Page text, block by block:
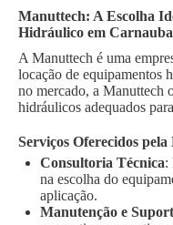
Manuttech: A Escolha
Hidráulico em
A Manuttech é uma
locação de equipamentos
no mercado, a Manuttech
hidráulicos adequados
Serviços Oferecidos
Consultoria Técnica:
na escolha do
aplicação.
Manutenção e